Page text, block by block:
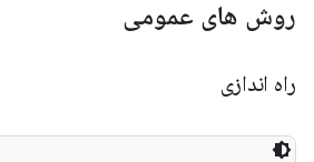
روش های عمومی
راه اندازی